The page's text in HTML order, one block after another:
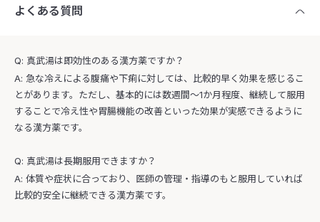
よくある質問
Q: 真武湯は即効性のある漢方薬ですか？
A: 急な冷えによる腹痛や下痢に対しては、比較的早く効果を感じるこ
とがあります。ただし、基本的には数週間〜1か月程度、継続して服用
することで冷え性や胃腸機能の改善といった効果が実感できるように
なる漢方薬です。
Q: 真武湯は長期服用できますか？
A: 体質や症状に合っており、医師の管理・指導のもと服用していれば
比較的安全に継続できる漢方薬です。